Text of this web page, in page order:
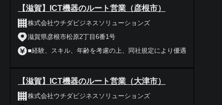
【滋賀】ICT機器のルート営業（彦根市）
株式会社ウチダビジネスソリューションズ
滋賀県彦根市松原2丁目6番1号
■経験、スキル、年齢を考慮の上、同社規定により優遇
【滋賀】ICT機器のルート営業（大津市）
株式会社ウチダビジネスソリューションズ